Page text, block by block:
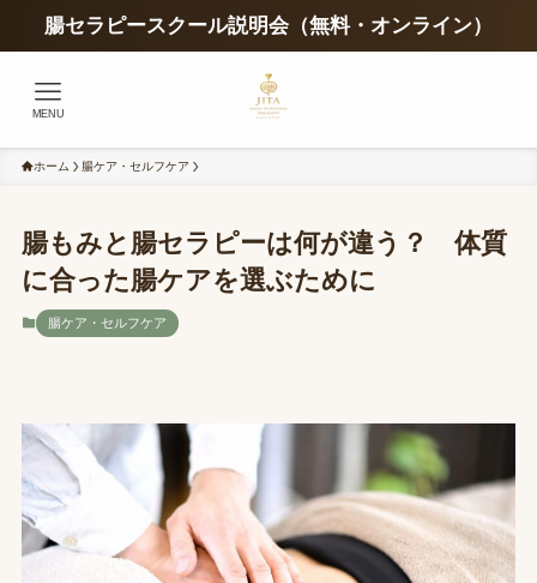
腸セラピースクール説明会（無料・オンライン）
MENU
ホーム 腸ケア・セルフケア
腸もみと腸セラピーは何が違う？ 体質
に合った腸ケアを選ぶために
腸ケア・セルフケア